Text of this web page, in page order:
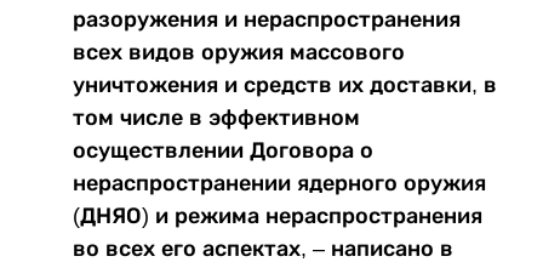
разоружения и нераспространения
всех видов оружия массового
уничтожения и средств их доставки, в
том числе в эффективном
осуществлении Договора о
нераспространении ядерного оружия
(ДНЯО) и режима нераспространения
во всех его аспектах, – написано в